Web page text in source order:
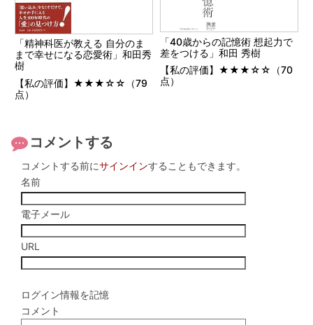
「精神科医が教える 自分のま
まで幸せになる恋愛術」和田秀
樹
【私の評価】★★★☆☆（79
点）
「40歳からの記憶術 想起力で
差をつける」和田 秀樹
【私の評価】★★★☆☆（70
点）
コメントする
コメントする前にサインインすることもできます。
名前
電子メール
URL
ログイン情報を記憶
コメント